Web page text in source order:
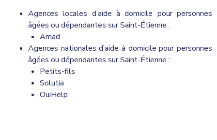
Agences locales d’aide à domicile pour personnes
âgées ou dépendantes sur Saint-Étienne :
Amad
Agences nationales d’aide à domicile pour personnes
âgées ou dépendantes sur Saint-Étienne :
Petits-fils
Solutia
OuiHelp